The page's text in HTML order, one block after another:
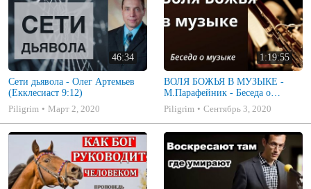
46:34
Сети дьявола - Олег Артемьев
(Екклесиаст 9:12)
Piligrim
Март 2, 2020
1:19:55
ВОЛЯ БОЖЬЯ В МУЗЫКЕ -
М.Парафейник - Беседа о
музыке 2
Piligrim Сентябрь 3, 2020